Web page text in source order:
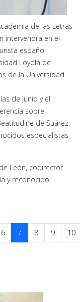
de las Letras
intervendrá en el
español
Loyola de
de la Universidad
de junio y el
sobre
de Suárez.
especialistas
León, codirector
y reconocido
6 7 8 9 10